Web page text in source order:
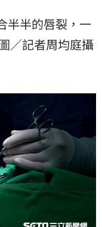
半的唇裂，一
／記者周均庭攝